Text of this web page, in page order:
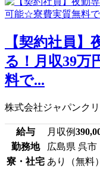
【契約社員
る！月収39万
料で...
株式会社ジャパンク
給与 月収例
勤務地
広島県 呉市
寮・社宅 あり（無料）